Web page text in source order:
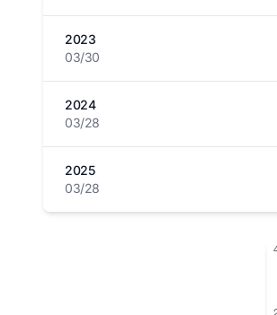
2023
03/30
2024
03/28
2025
03/28